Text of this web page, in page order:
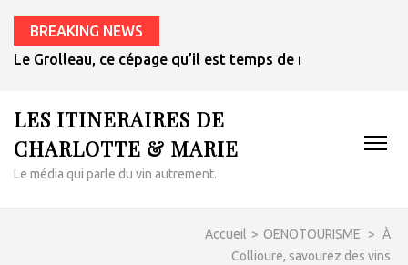
BREAKING NEWS
Le Grolleau, ce cépage qu’il est temps de redécouvrir
LES ITINERAIRES DE
CHARLOTTE & MARIE
Le média qui parle du vin autrement.
Accueil > OENOTOURISME > À
Collioure, savourez des vins